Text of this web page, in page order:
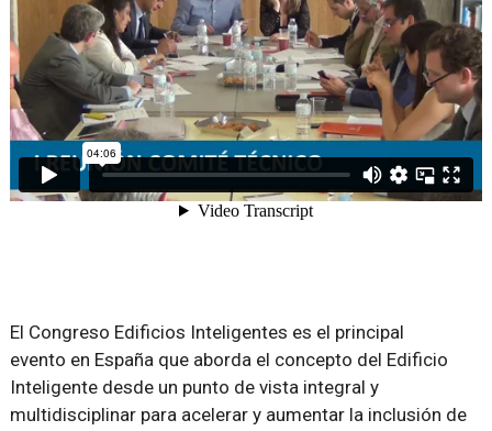
El Congreso Edificios Inteligentes es el principal
evento en España que aborda el concepto del Edificio
Inteligente desde un punto de vista integral y
multidisciplinar para acelerar y aumentar la inclusión de